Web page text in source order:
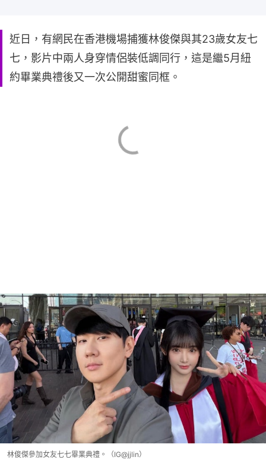
近日，有網民在香港機場捕獲林俊傑與其23歲女友七
七，影片中兩人身穿情侶裝低調同行，這是繼5月紐
約畢業典禮後又一次公開甜蜜同框。
林俊傑參加女友七七畢業典禮。（IG@jjlin）